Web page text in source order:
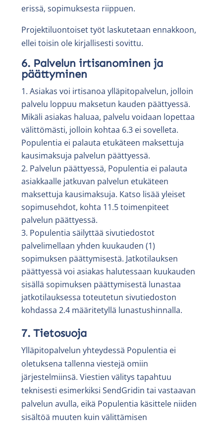
erissä, sopimuksesta riippuen.
Projektiluontoiset työt laskutetaan ennakkoon,
ellei toisin ole kirjallisesti sovittu.
6. Palvelun irtisanominen ja
päättyminen
Asiakas voi irtisanoa ylläpitopalvelun, jolloin
palvelu loppuu maksetun kauden päättyessä.
Mikäli asiakas haluaa, palvelu voidaan lopettaa
välittömästi, jolloin kohtaa 6.3 ei sovelleta.
Populentia ei palauta etukäteen maksettuja
kausimaksuja palvelun päättyessä.
Palvelun päättyessä, Populentia ei palauta
asiakkaalle jatkuvan palvelun etukäteen
maksettuja kausimaksuja. Katso lisää yleiset
sopimusehdot, kohta 11.5 toimenpiteet
palvelun päättyessä.
Populentia säilyttää sivutiedostot
palvelimellaan yhden kuukauden (1)
sopimuksen päättymisestä. Jatkotilauksen
päättyessä voi asiakas halutessaan kuukauden
sisällä sopimuksen päättymisestä lunastaa
jatkotilauksessa toteutetun sivutiedoston
kohdassa 2.4 määritetyllä lunastushinnalla.
7. Tietosuoja
Ylläpitopalvelun yhteydessä Populentia ei
oletuksena tallenna viestejä omiin
järjestelmiinsä. Viestien välitys tapahtuu
teknisesti esimerkiksi SendGridin tai vastaavan
palvelun avulla, eikä Populentia käsittele niiden
sisältöä muuten kuin välittämisen